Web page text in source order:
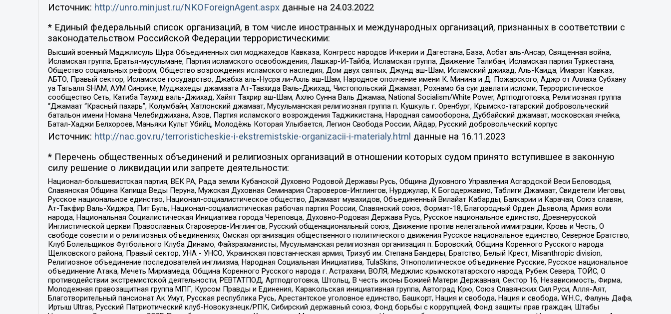
Источник: http://unro.minjust.ru/NKOForeignAgent.aspxданные на 24.03.2022
* Единый федеральный список организаций, в том числе иностранных и международных организаций, признанных в соответствии с
законодательством Российской Федерации террористическими:
Высший военный Маджлисуль Шура Объединенных сил моджахедов Кавказа, Конгресс народов Ичкерии и Дагестана, База, Асбат аль-Ансар, Священная война,
Исламская группа, Братья-мусульмане, Партия исламского освобождения, Лашкар-И-Тайба, Исламская группа, Движение Талибан, Исламская партия Туркестана,
Общество социальных реформ, Общество возрождения исламского наследия, Дом двух святых, Джунд аш-Шам, Исламский джихад, Аль-Каида, Имарат Кавказ,
АБТО, Правый сектор, Исламское государство, Джабха аль-Нусра ли-Ахль аш-Шам, Народное ополчение имени К. Минина и Д. Пожарского, Аджр от Аллаха Субхану
уа Тагьаля SHAM, АУМ Синрике, Муджахеды джамаата Ат-Тавхида Валь-Джихад, Чистопольский Джамаат, Рохнамо ба суи давлати исломи, Террористическое
сообщество Сеть, Катиба Таухид валь-Джихад, Хайят Тахрир аш-Шам, Ахлю Сунна Валь Джамаа, National Socialism/White Power, Артподготовка, Религиозная группа
“Джамаат “Красный пахарь”, Колумбайн, Хатлонский джамаат, Мусульманская религиозная группа п. Кушкуль г. Оренбург, Крымско-татарский добровольческий
батальон имени Номана Челебиджихана, Азов, Партия исламского возрождения Таджикистана, Народная самооборона, Дуббайский джамаат, московская ячейка,
Батал-Хаджи Белхороев, Маньяки Культ Убийц, Молодёжь Которая Улыбается, Легион Свобода России, Айдар, Русский добровольческий корпус
Источник: http://nac.gov.ru/terroristicheskie-i-ekstremistskie-organizacii-i-materialy.html данные на 16.11.2023
* Перечень общественных объединений и религиозных организаций в отношении которых судом принято вступившее в законную
силу решение о ликвидации или запрете деятельности:
Национал-большевистская партия, ВЕК РА, Рада земли Кубанской Духовно Родовой Державы Русь, Община Духовного Управления Асгардской Веси Беловодья,
Славянская Община Капища Веды Перуна, Мужская Духовная Семинария Староверов-Инглингов, Нурджулар, К Богодержавию, Таблиги Джамаат, Свидетели Иеговы,
Русское национальное единство, Национал-социалистическое общество, Джамаат мувахидов, Объединенный Вилайат Кабарды, Балкарии и Карачая, Союз славян,
Ат-Такфир Валь-Хиджра, Пит Буль, Национал-социалистическая рабочая партия России, Славянский союз, Формат-18, Благородный Орден Дьявола, Армия воли
народа, Национальная Социалистическая Инициатива города Череповца, Духовно-Родовая Держава Русь, Русское национальное единство, Древнерусской
Инглистической церкви Православных Староверов-Инглингов, Русский общенациональный союз, Движение против нелегальной иммиграции, Кровь и Честь, О
свободе совести и о религиозных объединениях, Омская организация общественного политического движения Русское национальное единство, Северное Братство,
Клуб Болельщиков Футбольного Клуба Динамо, Файзрахманисты, Мусульманская религиозная организация п. Боровский, Община Коренного Русского народа
Щелковского района, Правый сектор, УНА - УНСО, Украинская повстанческая армия, Тризуб им. Степана Бандеры, Братство, Белый Крест, Misanthropic division,
Религиозное объединение последователей инглиизма, Народная Социальная Инициатива, TulaSkins, Этнополитическое объединение Русские, Русское национальное
объединение Атака, Мечеть Мирмамеда, Община Коренного Русского народа г. Астрахани, ВОЛЯ, Меджлис крымскотатарского народа, Рубеж Севера, ТОЙС, О
противодействии экстремистской деятельности, РЕВТАТПОД, Артподготовка, Штольц, В честь иконы Божией Матери Державная, Сектор 16, Независимость, Фирма,
Молодежная правозащитная группа МПГ, Курсом Правды и Единения, Каракольская инициативная группа, Автоград Крю, Союз Славянских Сил Руси, Алля-Аят,
Благотворительный пансионат Ак Умут, Русская республика Русь, Арестантское уголовное единство, Башкорт, Нация и свобода, Нация и свобода, W.H.С., Фалунь Дафа,
Иртыш Ultras, Русский Патриотический клуб-Новокузнецк/РПК, Сибирский державный союз, Фонд борьбы с коррупцией, Фонд защиты прав граждан, Штабы